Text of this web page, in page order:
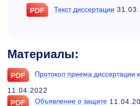
Текст диссертации
Материалы:
Протокол приема диссертации
11.04.2022
Объявление о защите